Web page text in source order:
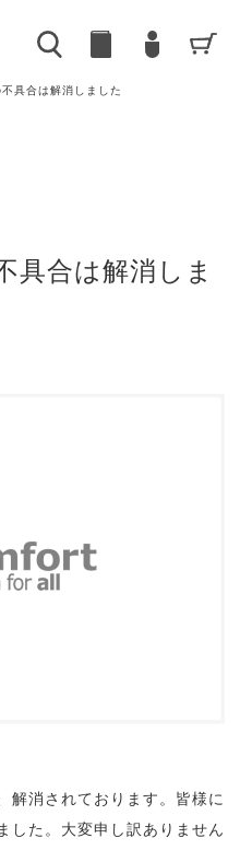
具合は解消しました
具合は解消しま
解消されております。皆様に
した。大変申し訳ありません